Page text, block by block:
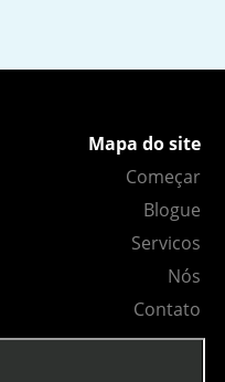
Mapa do site
Começar
Blogue
Servicos
Nós
Contato